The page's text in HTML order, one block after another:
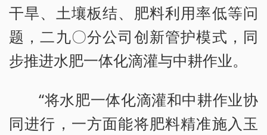
干旱、土壤板结、肥料利用率低等问
题，二九〇分公司创新管护模式，同
步推进水肥一体化滴灌与中耕作业。
“将水肥一体化滴灌和中耕作业协
同进行，一方面能将肥料精准施入玉